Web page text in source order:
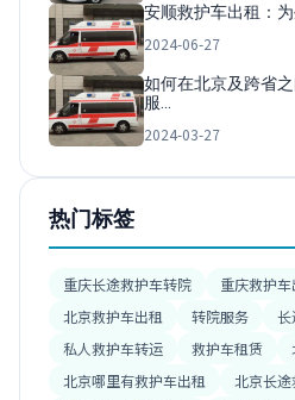
安顺救护车出租：
2024-06-27
如何在北京及跨省
服…
2024-03-27
热门标签
重庆长途救护车转院 重庆救护车
北京救护车出租
转院服务
长
私人救护车转运
救护车租赁
北京哪里有救护车出租
北京长